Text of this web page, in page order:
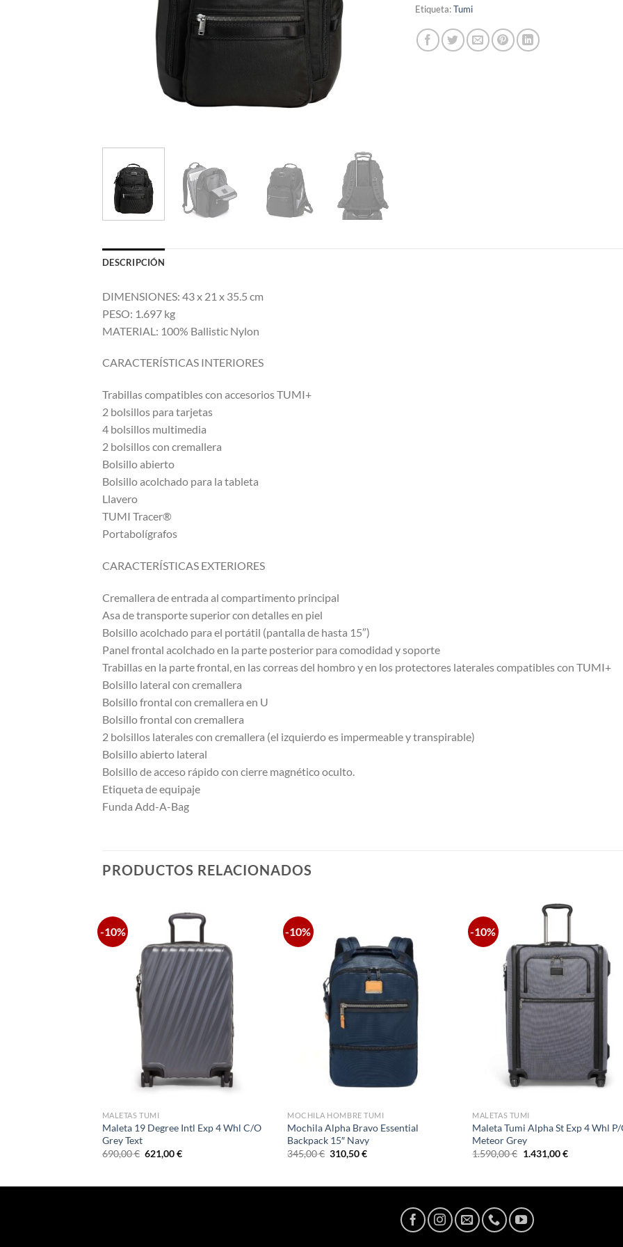
Etiqueta:Tumi
DESCRIPCIÓN
DIMENSIONES: 43 x 21 x 35.5 cm
PESO: 1.697 kg
MATERIAL: 100% Ballistic Nylon
CARACTERÍSTICAS INTERIORES
Trabillas compatibles con accesorios TUMI+
2 bolsillos para tarjetas
4 bolsillos multimedia
2 bolsillos con cremallera
Bolsillo abierto
Bolsillo acolchado para la tableta
Llavero
TUMI Tracer®
Portabolígrafos
CARACTERÍSTICAS EXTERIORES
Cremallera de entrada al compartimento principal
Asa de transporte superior con detalles en piel
Bolsillo acolchado para el portátil (pantalla de hasta 15″)
Panel frontal acolchado en la parte posterior para comodidad y soporte
Trabillas en la parte frontal, en las correas del hombro y en los protectores laterales compatibles con TUMI+
Bolsillo lateral con cremallera
Bolsillo frontal con cremallera en U
Bolsillo frontal con cremallera
2 bolsillos laterales con cremallera (el izquierdo es impermeable y transpirable)
Bolsillo abierto lateral
Bolsillo de acceso rápido con cierre magnético oculto.
Etiqueta de equipaje
Funda Add-A-Bag
PRODUCTOS RELACIONADOS
-10%
MALETAS TUMI
Maleta 19 Degree Intl Exp 4 Whl C/O
Grey Text
690,00€ El
precio
621,00€El
-10%
MOCHILA HOMBRE TUMI
Mochila Alpha Bravo Essential
Backpack 15″ Navy
345,00€ El
precio
310,50€El
-10%
MALETAS TUMI
Maleta Tumi Alpha St Exp 4 Whl
Meteor Grey
1.590,00€ El
precio
1.431,00€El